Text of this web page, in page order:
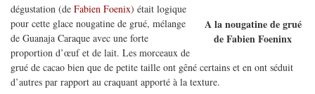
A la nougatine de grué
de Fabien Foeninx
dégustation (de Fabien Foenix) était logique
pour cette glace nougatine de grué, mélange
de Guanaja Caraque avec une forte
proportion d’œuf et de lait. Les morceaux de
grué de cacao bien que de petite taille ont gêné certains et en ont séduit
d’autres par rapport au craquant apporté à la texture.